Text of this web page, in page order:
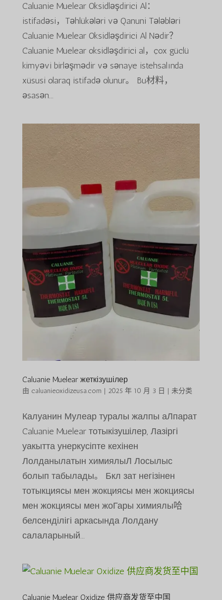
Caluanie Muelear Oksidləşdirici Al：
istifadəsi，Təhlükələri və Qanuni Tələbləri
Caluanie Muelear Oksidləşdirici Al Nədir？
Caluanie Muelear oksidləşdirici al，çox güclü
kimyəvi birləşmədir və sənaye istehsalında
xüsusi olaraq istifadə olunur。 Bu材料，
əsasən...
Caluanie Muelear жеткізушілер
由 caluanieoxidizeusa.com | 2025 年 10 月 3 日 | 未分类
Калуанин Мулеар туралы жалпы аЛпарат
Caluanie Muelear тотыкізушілер, Лазіргі
уакытта унеркусіпте кехінен
Лолданылатын химиялыЛ Лосылыс
болып табылады。 Бкл зат негізінен
тотыкциясы мен жокциясы мен жокциясы
мен жокциясы мен жоГары химиялы哈
белсенділігі аркасында Лолдану
салаларыный...
Caluanie Muelear Oxidize 供应商发货至中国